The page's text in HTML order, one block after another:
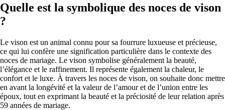
Quelle est la symbolique des noces de vison
?
Le vison est un animal connu pour sa fourrure luxueuse et précieuse,
ce qui lui confère une signification particulière dans le contexte des
noces de mariage. Le vison symbolise généralement la beauté,
l’élégance et le raffinement. Il représente également la chaleur, le
confort et le luxe. À travers les noces de vison, on souhaite donc mettre
en avant la longévité et la valeur de l’amour et de l’union entre les
époux, tout en exprimant la beauté et la préciosité de leur relation après
59 années de mariage.